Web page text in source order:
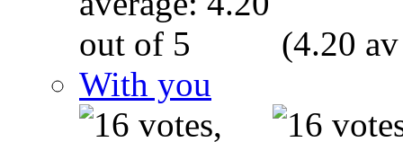
(4.20
With you